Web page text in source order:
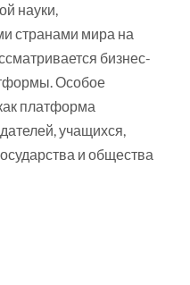
науки,
странами мира на
бизнес-
Особое
платформа
учащихся,
и общества